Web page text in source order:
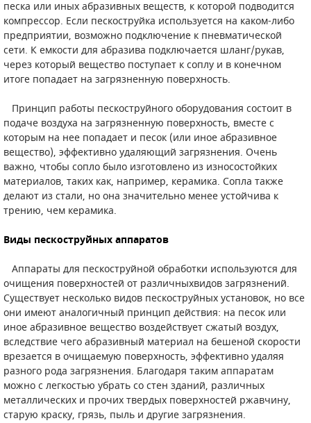
песка или иных абразивных веществ, к которой подводится
компрессор. Если пескоструйка используется на каком-либо
предприятии, возможно подключение к пневматической
сети. К емкости для абразива подключается шланг/рукав,
через который вещество поступает к соплу и в конечном
итоге попадает на загрязненную поверхность.
Принцип работы пескоструйного оборудования состоит в
подаче воздуха на загрязненную поверхность, вместе с
которым на нее попадает и песок (или иное абразивное
вещество), эффективно удаляющий загрязнения. Очень
важно, чтобы сопло было изготовлено из износостойких
материалов, таких как, например, керамика. Сопла также
делают из стали, но она значительно менее устойчива к
трению, чем керамика.
Виды пескоструйных аппаратов
Аппараты для пескоструйной обработки используются для
очищения поверхностей от различныхвидов загрязнений.
Существует несколько видов пескоструйных установок, но все
они имеют аналогичный принцип действия: на песок или
иное абразивное вещество воздействует сжатый воздух,
вследствие чего абразивный материал на бешеной скорости
врезается в очищаемую поверхность, эффективно удаляя
разного рода загрязнения. Благодаря таким аппаратам
можно с легкостью убрать со стен зданий, различных
металлических и прочих твердых поверхностей ржавчину,
старую краску, грязь, пыль и другие загрязнения.
САДОВАЯ ТЕХНИКА
ЧИЛЛЕРЫ
КАНАЛИЗАЦИОННЫЕ НАСОСЫ
БЕНЗИНОВЫЕ МОТОПОМПЫ
ТАЛИ И ТЕЛЬФЕРЫ
ОСВЕТИТЕЛЬНЫЕ МАЧТЫ
КОНТРОЛЛЕРЫ (БЛОКИ УПРАВЛЕНИЯ)
ПРЕДОХРАНИТЕЛЬНЫЕ КЛАПАНЫ
ОБРАТНЫЕ КЛАПАНЫ
КЛАПАНЫ МИНИМАЛЬНОГО ДАВЛЕНИЯ
РЕЛЕ ДАВЛЕНИЯ ДЛЯ ДЛЯ КОМПРЕССОРОВ
ДАТЧИКИ
РУКАВА ВЫСОКОГО ДАВЛЕНИЯ (РВД)
ЗАПЧАСТИ ДЛЯ ВИНТОВЫХ КОМПРЕССОРОВ
КОНДЕНСАТООТВОДЧИКИ
СМЕННЫЕ ЭЛЕМЕНТЫ МАГИСТРАЛЬНЫХ
ФИЛЬТРОВ
ДЛЯ АДСОРБЦИОННЫХ ОСУШИТЕЛЕЙ
ЭЛЕКТРОДВИГАТЕЛИ